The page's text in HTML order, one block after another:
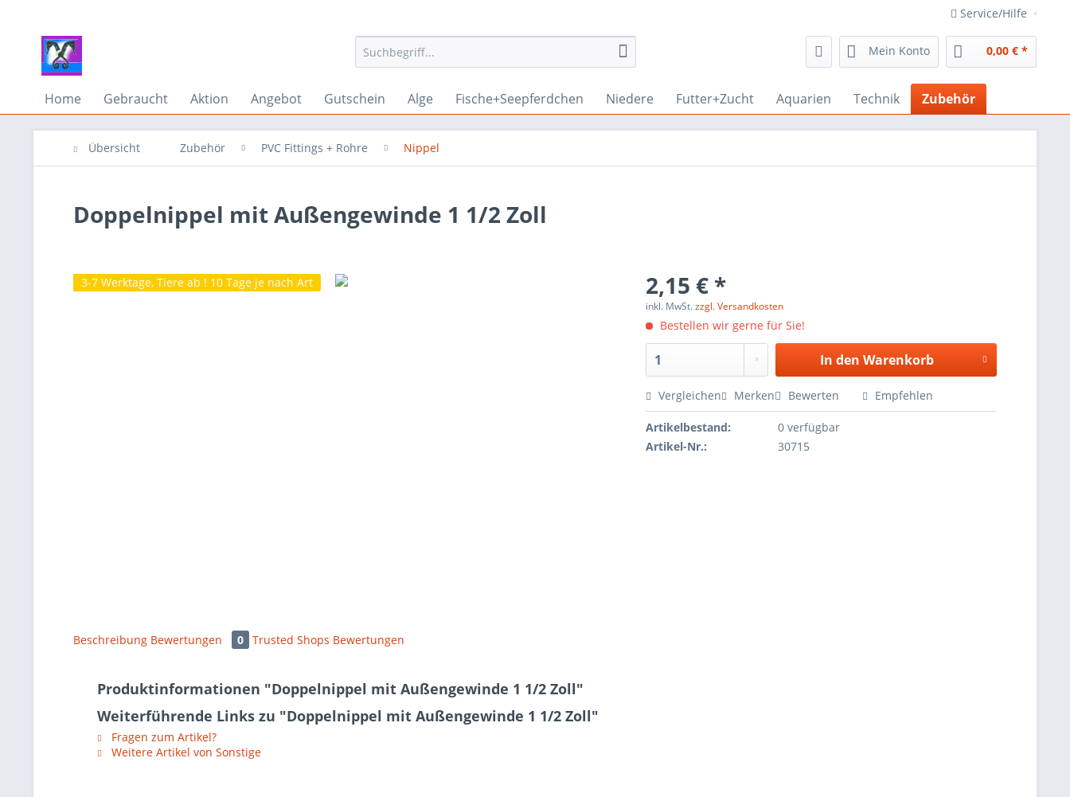
Service/Hilfe
Mein Konto 0,00 € *
Home Gebraucht Aktion Angebot Gutschein Alge Fische+Seepferdchen Niedere Futter+Zucht Aquarien Technik Zubehör
Übersicht Zubehör PVC Fittings + Rohre Nippel
Doppelnippel mit Außengewinde 1 1/2 Zoll
3-7 Werktage, Tiere ab ! 10 Tage je nach Art 2,15 € *
inkl. MwSt.zzgl. Versandkosten
Bestellen wir gerne für Sie!
In den Warenkorb
Vergleichen Merken Bewerten Empfehlen
Artikelbestand:
0 verfügbar
Artikel-Nr.:
30715
Beschreibung Bewertungen 0 Trusted Shops Bewertungen
Produktinformationen "Doppelnippel mit Außengewinde 1 1/2 Zoll"
Weiterführende Links zu "Doppelnippel mit Außengewinde 1 1/2 Zoll"
Fragen zum Artikel?
Weitere Artikel von Sonstige